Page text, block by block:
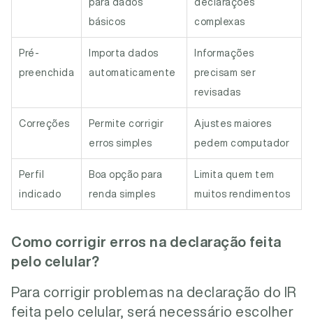
para dados
básicos
declarações
complexas
Pré-
preenchida
Importa dados
automaticamente
Informações
precisam ser
revisadas
Correções
Permite corrigir
erros simples
Ajustes maiores
pedem computador
Perfil
indicado
Boa opção para
renda simples
Limita quem tem
muitos rendimentos
Como corrigir erros na declaração feita
pelo celular?
Para corrigir problemas na declaração do IR
feita pelo celular, será necessário escolher